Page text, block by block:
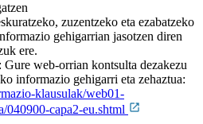
zuzentzeko eta ezabatzeko
gehigarrian jasotzen diren
ere.
: Gure web-orrian kontsulta dezakezu
informazio gehigarri eta zehaztua:
klausulak/web01-
040900-capa2-eu.shtml